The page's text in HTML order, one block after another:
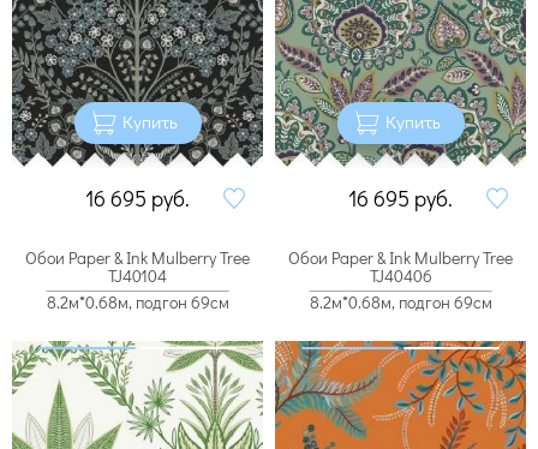
Купить
16 695 руб.
Купить
16 695 руб.
Обои Paper & Ink Mulberry Tree
TJ40104
8.2м*0.68м, подгон 69см
Обои Paper & Ink Mulberry Tree
TJ40406
8.2м*0.68м, подгон 69см